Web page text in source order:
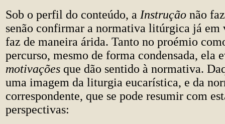
Sob o perfil do conteúdo, a Instrução não
senão confirmar a normativa litúrgica já em
faz de maneira árida. Tanto no proémio
percurso, mesmo de forma condensada, ela
motivações que dão sentido à normativa.
uma imagem da liturgia eucarística, e da
correspondente, que se pode resumir com
perspectivas: